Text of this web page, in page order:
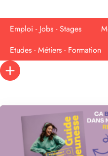
Emploi - Jobs - Stages
Etudes - Métiers - Formation